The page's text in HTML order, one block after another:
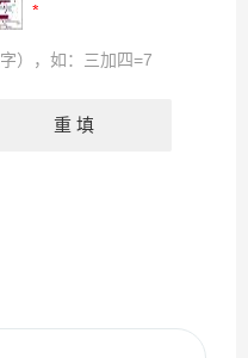
），如：三加四=7